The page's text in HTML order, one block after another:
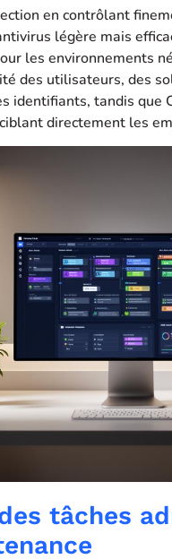
en contrôlant
légère mais
les environnements
des utilisateurs, des
identifiants, tandis que
directement les
tâches